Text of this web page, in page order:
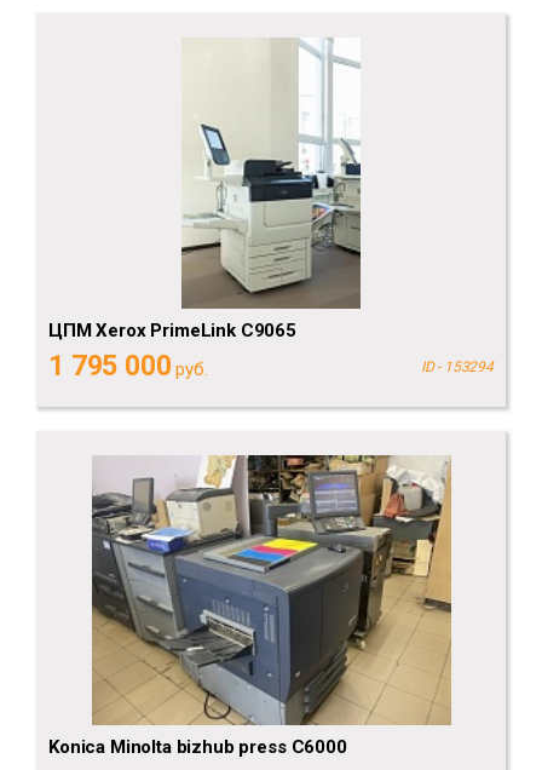
ЦПМ Xerox PrimeLink C9065
1 795 000 руб. ID - 153294
Konica Minolta bizhub press C6000